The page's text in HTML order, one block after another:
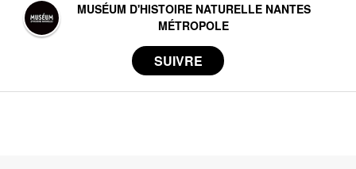
MUSÉUM D'HISTOIRE NATURELLE NANTES
MÉTROPOLE